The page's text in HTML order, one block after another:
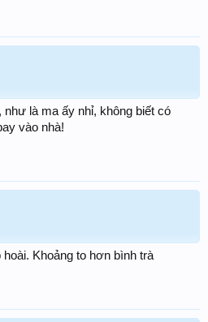
là ma ấy nhỉ, không biết có
vào nhà!
Khoảng to hơn bình trà